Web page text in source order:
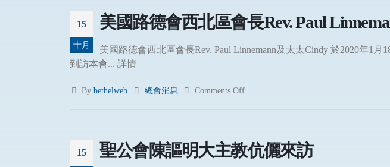
15
十月
美國路德會西北區會長Rev. Paul
美國路德會西北區會長Rev. Paul Linnemann及太太Cindy 於2020年1
到訪本會... 詳情
Bybethelweb 總會消息 Comments Off
15 聖公會陳謳明大主教伉儷來訪